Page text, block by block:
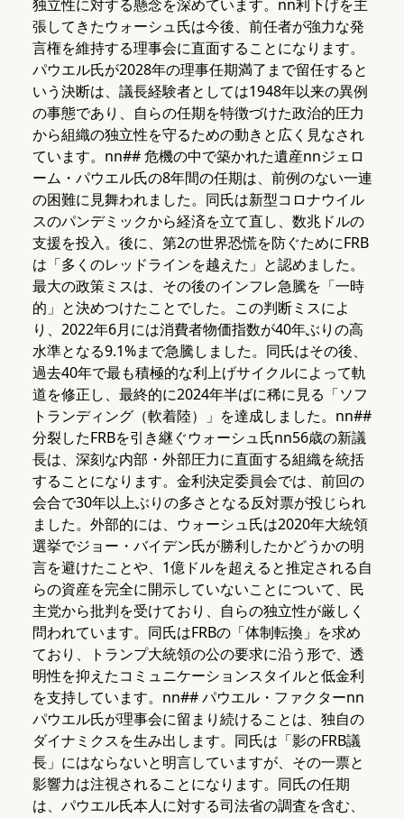
独立性に対する懸念を深めています。nn利下げを主
張してきたウォーシュ氏は今後、前任者が強力な発
言権を維持する理事会に直面することになります。
パウエル氏が2028年の理事任期満了まで留任すると
いう決断は、議長経験者としては1948年以来の異例
の事態であり、自らの任期を特徴づけた政治的圧力
から組織の独立性を守るための動きと広く見なされ
ています。nn## 危機の中で築かれた遺産nnジェロ
ーム・パウエル氏の8年間の任期は、前例のない一連
の困難に見舞われました。同氏は新型コロナウイル
スのパンデミックから経済を立て直し、数兆ドルの
支援を投入。後に、第2の世界恐慌を防ぐためにFRB
は「多くのレッドラインを越えた」と認めました。
最大の政策ミスは、その後のインフレ急騰を「一時
的」と決めつけたことでした。この判断ミスによ
り、2022年6月には消費者物価指数が40年ぶりの高
水準となる9.1%まで急騰しました。同氏はその後、
過去40年で最も積極的な利上げサイクルによって軌
道を修正し、最終的に2024年半ばに稀に見る「ソフ
トランディング（軟着陸）」を達成しました。nn##
分裂したFRBを引き継ぐウォーシュ氏nn56歳の新議
長は、深刻な内部・外部圧力に直面する組織を統括
することになります。金利決定委員会では、前回の
会合で30年以上ぶりの多さとなる反対票が投じられ
ました。外部的には、ウォーシュ氏は2020年大統領
選挙でジョー・バイデン氏が勝利したかどうかの明
言を避けたことや、1億ドルを超えると推定される自
らの資産を完全に開示していないことについて、民
主党から批判を受けており、自らの独立性が厳しく
問われています。同氏はFRBの「体制転換」を求め
ており、トランプ大統領の公の要求に沿う形で、透
明性を抑えたコミュニケーションスタイルと低金利
を支持しています。nn## パウエル・ファクターnn
パウエル氏が理事会に留まり続けることは、独自の
ダイナミクスを生み出します。同氏は「影のFRB議
長」にはならないと明言していますが、その一票と
影響力は注視されることになります。同氏の任期
は、パウエル氏本人に対する司法省の調査を含む、